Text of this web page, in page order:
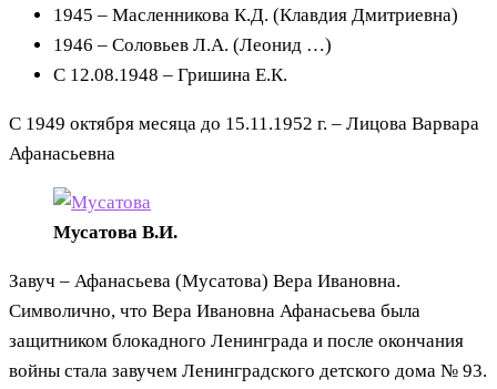
1945 – Масленникова К.Д. (Клавдия Дмитриевна)
1946 – Соловьев Л.А. (Леонид …)
C 12.08.1948 – Гришина Е.К.
C 1949 октября месяца до 15.11.1952 г. – Лицова Варвара
Афанасьевна
Мусатова В.И.
Завуч – Афанасьева (Мусатова) Вера Ивановна.
Символично, что Вера Ивановна Афанасьева была
защитником блокадного Ленинграда и после окончания
войны стала завучем Ленинградского детского дома № 93.